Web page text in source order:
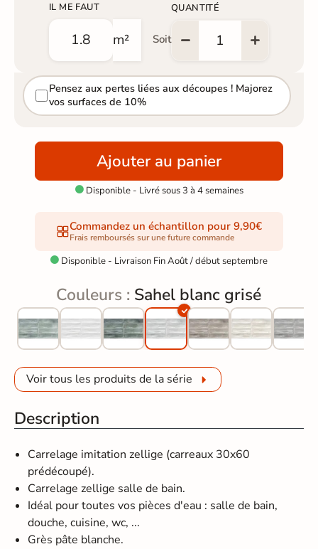
IL ME FAUT
m² Soit
QUANTITÉ
Pensez aux pertes liées aux découpes ! Majorez
vos surfaces de 10%
Ajouter au panier
Disponible - Livré sous 3 à 4 semaines
Commandez un échantillon pour 9,90€
Frais remboursés sur une future commande
 Disponible - Livraison Fin Août / début septembre
Couleurs : Sahel blanc grisé
Voir tous les produits de la série
Description
Carrelage imitation zellige (carreaux 30x60
prédécoupé).
Carrelage zellige salle de bain.
Idéal pour toutes vos pièces d'eau : salle de bain,
douche, cuisine, wc, ...
Grès pâte blanche.